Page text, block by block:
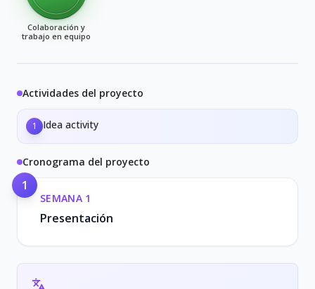
Colaboración y
trabajo en equipo
Actividades del proyecto
1 Idea activity
Cronograma del proyecto
1
SEMANA 1
Presentación